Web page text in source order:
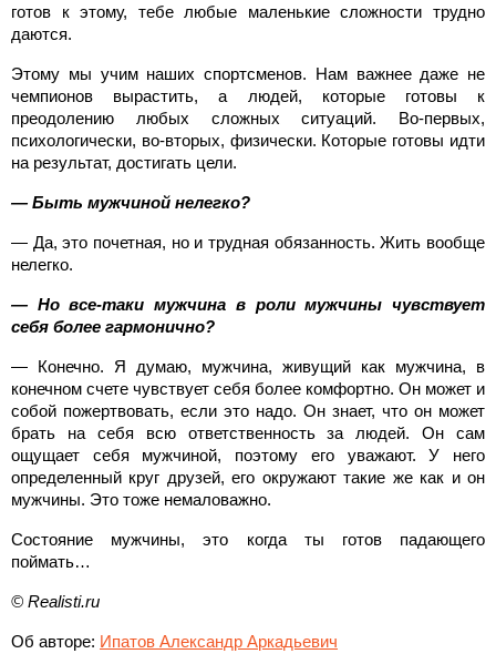
готов к этому, тебе любые маленькие сложности трудно
даются.
Этому мы учим наших спортсменов. Нам важнее даже не
чемпионов вырастить, а людей, которые готовы к
преодолению любых сложных ситуаций. Во-первых,
психологически, во-вторых, физически. Которые готовы идти
на результат, достигать цели.
— Быть мужчиной нелегко?
— Да, это почетная, но и трудная обязанность. Жить вообще
нелегко.
— Но все-таки мужчина в роли мужчины чувствует
себя более гармонично?
— Конечно. Я думаю, мужчина, живущий как мужчина, в
конечном счете чувствует себя более комфортно. Он может и
собой пожертвовать, если это надо. Он знает, что он может
брать на себя всю ответственность за людей. Он сам
ощущает себя мужчиной, поэтому его уважают. У него
определенный круг друзей, его окружают такие же как и он
мужчины. Это тоже немаловажно.
Состояние мужчины, это когда ты готов падающего
поймать…
© Realisti.ru
Об авторе: Ипатов Александр Аркадьевич